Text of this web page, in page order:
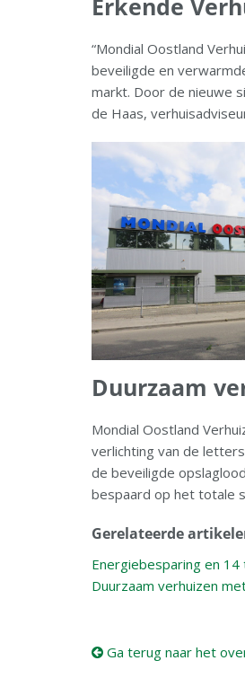
Erkende
“Mondial Oostland
beveiligde en
markt. Door de nieuwe
de Haas,
Duurzaam
Mondial Oostland
verlichting van de
de beveiligde
bespaard op het totale
Gerelateerde
Energiebesparing en
Duurzaam verhuizen
Ga terug naar het